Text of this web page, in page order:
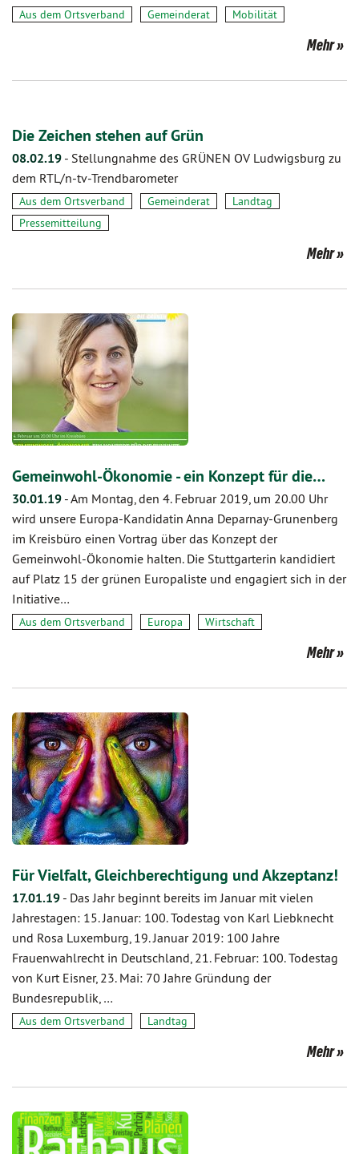
Aus dem Ortsverband Gemeinderat Mobilität
Mehr
Die Zeichen stehen auf Grün
08.02.19 - Stellungnahme des GRÜNEN OV Ludwigsburg zu
dem RTL/n-tv-Trendbarometer
Aus dem Ortsverband Gemeinderat
Landtag
Pressemitteilung
Mehr
Gemeinwohl-Ökonomie - ein Konzept für die…
30.01.19 -Am Montag, den 4. Februar 2019, um 20.00 Uhr
wird unsere Europa-Kandidatin Anna Deparnay-Grunenberg
im Kreisbüro einen Vortrag über das Konzept der
Gemeinwohl-Ökonomie halten. Die Stuttgarterin kandidiert
auf Platz 15 der grünen Europaliste und engagiert sich in der
Initiative…
Aus dem Ortsverband Europa Wirtschaft
Mehr
Für Vielfalt, Gleichberechtigung und Akzeptanz!
17.01.19 - Das Jahr beginnt bereits im Januar mit vielen
Jahrestagen: 15. Januar: 100. Todestag von Karl Liebknecht
und Rosa Luxemburg, 19. Januar 2019: 100 Jahre
Frauenwahlrecht in Deutschland, 21. Februar: 100. Todestag
von Kurt Eisner, 23. Mai: 70 Jahre Gründung der
Bundesrepublik, …
Aus dem Ortsverband Landtag
Mehr